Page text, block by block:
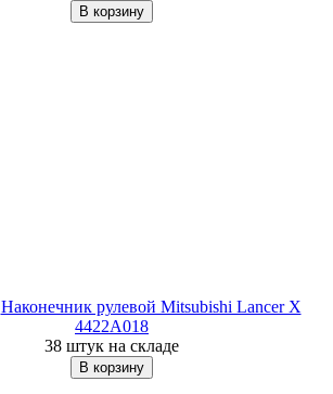
Наконечник рулевой Mitsubishi Lancer X
4422A018
38 штук на складе